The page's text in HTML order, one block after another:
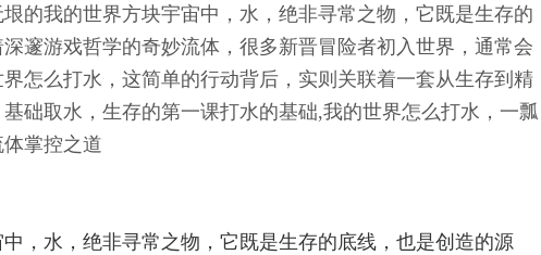
的我的世界方块宇宙中，水，绝非寻常之物，它既是生存的
邃游戏哲学的奇妙流体，很多新晋冒险者初入世界，通常会
怎么打水，这简单的行动背后，实则关联着一套从生存到精
础取水，生存的第一课打水的基础,我的世界怎么打水，一瓢
掌控之道
，水，绝非寻常之物，它既是生存的底线，也是创造的源